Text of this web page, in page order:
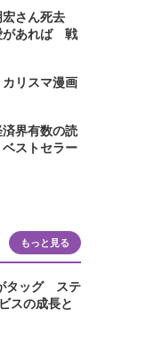
宏さん死去
があれば 戦
リスマ漫画
界有数の読
ストセラー
もっと見る
タッグ ステ
スの成長と